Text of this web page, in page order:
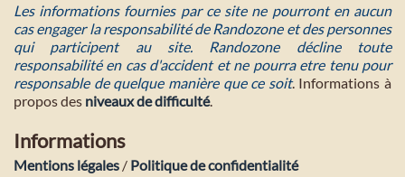
Les informations fournies par ce site ne pourront en aucun
cas engager la responsabilité de Randozone et des personnes
qui participent au site. Randozone décline toute
responsabilité en cas d'accident et ne pourra etre tenu pour
responsable de quelque manière que ce soit. Informations à
propos des niveaux de difficulté.
Informations
Mentions légales / Politique de confidentialité